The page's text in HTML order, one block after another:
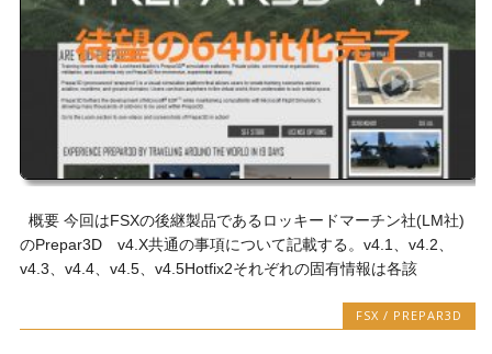
概要 今回はFSXの後継製品であるロッキードマーチン社(LM社)
のPrepar3D v4.X共通の事項について記載する。v4.1、v4.2、
v4.3、v4.4、v4.5、v4.5Hotfix2それぞれの固有情報は各該
FSX / PREPAR3D